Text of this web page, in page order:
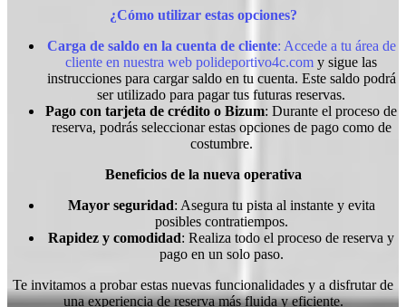
¿Cómo utilizar estas opciones?
Carga de saldo en la cuenta de cliente: Accede a tu área de
cliente en nuestra web polideportivo4c.com y sigue las
instrucciones para cargar saldo en tu cuenta. Este saldo podrá
ser utilizado para pagar tus futuras reservas.
Pago con tarjeta de crédito o Bizum: Durante el proceso de
reserva, podrás seleccionar estas opciones de pago como de
costumbre.
Beneficios de la nueva operativa
Mayor seguridad: Asegura tu pista al instante y evita
posibles contratiempos.
Rapidez y comodidad: Realiza todo el proceso de reserva y
pago en un solo paso.
Te invitamos a probar estas nuevas funcionalidades y a disfrutar de
una experiencia de reserva más fluida y eficiente.